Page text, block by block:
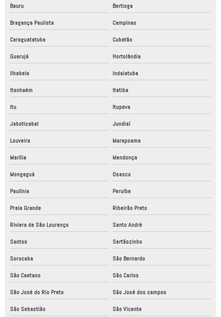
Montagem de quadro elétrico industrial
Montagem de quadro elétrico trifásico
Nr12 análise de risco
Painel elétrico montagem
Painel elétrico placa de montagem
Peças para automação
Peças para automação industrial
Projeto elétrico industrial
Projeto mecânico
Projeto mecânico de elementos de máquinas
Projeto mecânico industrial
Projeto mecânico simples
Projeto painel elétrico industrial
Projetos de mecânica industrial
Projetos mecanicos a venda
Bauru Bertioga
Bragança Paulista Campinas
Caraguatatuba Cubatão
Guarujá Hortolândia
Ilhabela Indaiatuba
Itanhaém Itatiba
Itu Itupeva
Jaboticabal Jundiaí
Louveira Marapoama
Marília Mendonça
Mongaguá Osasco
Paulínia Peruíbe
Praia Grande Ribeirão Preto
Riviera de São Lourenço Santo André
Santos Sertãozinho
Sorocaba São Bernardo
São Caetano São Carlos
São José do Rio Preto São José dos campos
São Sebastião São Vicente